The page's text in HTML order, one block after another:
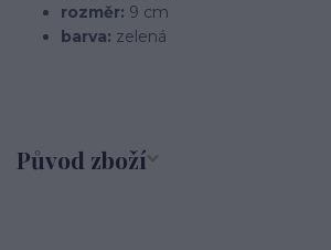
rozměr: 9 cm
barva: zelená
Původ zboží